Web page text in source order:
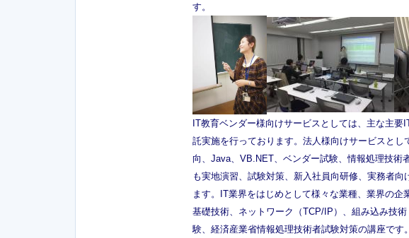
す。
IT教育ベンダー様向けサービスとしては、主な主
託実施を行っております。法人様向けサービスと
向、Java、VB.NET、ベンダー試験、情報処理技
も実地演習、試験対策、新入社員向研修、実務者
ます。IT業界をはじめとして様々な業種、業界の企
基礎技術、ネットワーク（TCP/IP）、組み込み技
験、経済産業省情報処理技術者試験対策の講座です